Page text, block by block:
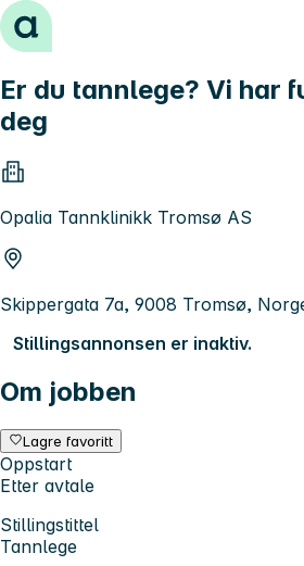
Hopp til innhold
Er du tannlege? Vi har
deg
Opalia Tannklinikk Tromsø AS
Skippergata 7a, 9008 Tromsø,
Stillingsannonsen er inaktiv.
Om jobben
Lagre favoritt
Oppstart
Etter avtale
Stillingstittel
Tannlege